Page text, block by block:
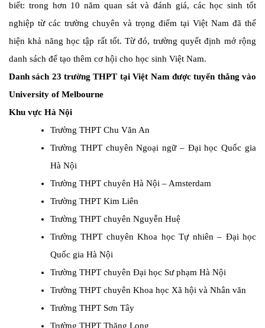
biết: trong hơn 10 năm quan sát và đánh giá, các học sinh tốt
nghiệp từ các trường chuyên và trọng điểm tại Việt Nam đã thể
hiện khả năng học tập rất tốt. Từ đó, trường quyết định mở rộng
danh sách để tạo thêm cơ hội cho học sinh Việt Nam.
Danh sách 23 trường THPT tại Việt Nam được tuyển thẳng vào
University of Melbourne
Khu vực Hà Nội
Trường THPT Chu Văn An
Trường THPT chuyên Ngoại ngữ – Đại học Quốc gia
Hà Nội
Trường THPT chuyên Hà Nội – Amsterdam
Trường THPT Kim Liên
Trường THPT chuyên Nguyễn Huệ
Trường THPT chuyên Khoa học Tự nhiên – Đại học
Quốc gia Hà Nội
Trường THPT chuyên Đại học Sư phạm Hà Nội
Trường THPT chuyên Khoa học Xã hội và Nhân văn
Trường THPT Sơn Tây
Trường THPT Thăng Long